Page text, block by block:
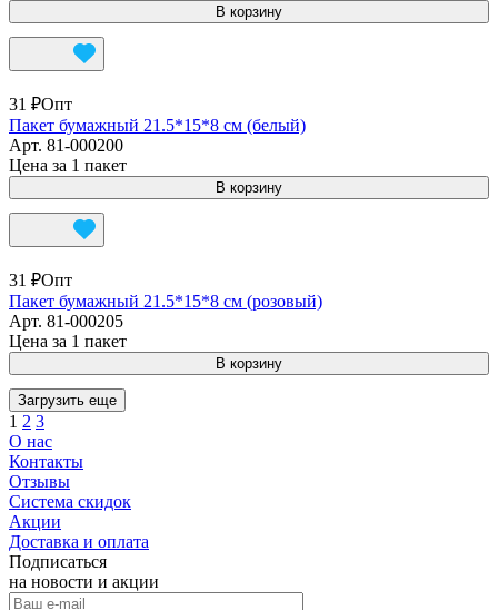
В корзину
31 ₽Опт
Пакет бумажный 21.5*15*8 см (белый)
Арт. 81-000200
Цена за 1 пакет
В корзину
31 ₽Опт
Пакет бумажный 21.5*15*8 см (розовый)
Арт. 81-000205
Цена за 1 пакет
В корзину
Загрузить еще
1 2 3
О нас
Контакты
Отзывы
Система скидок
Акции
Доставка и оплата
Подписаться
на новости и акции